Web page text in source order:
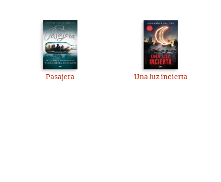
Pasajera Una luz incierta